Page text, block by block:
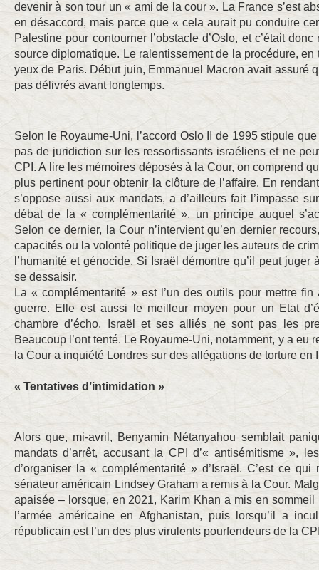
devenir à son tour un « ami de la cour ». La France s’est
en désaccord, mais parce que « cela aurait pu conduire
Palestine pour contourner l’obstacle d’Oslo, et c’était
source diplomatique. Le ralentissement de la procédure,
yeux de Paris. Début juin, Emmanuel Macron avait assuré
pas délivrés avant longtemps.
Selon le Royaume-Uni, l’accord Oslo II de 1995 stipule que
pas de juridiction sur les ressortissants israéliens et ne
CPI. A lire les mémoires déposés à la Cour, on comprend
plus pertinent pour obtenir la clôture de l’affaire. En
s’oppose aussi aux mandats, a d’ailleurs fait l’impasse
débat de la « complémentarité », un principe auquel
Selon ce dernier, la Cour n’intervient qu’en dernier
capacités ou la volonté politique de juger les auteurs de
l’humanité et génocide. Si Israël démontre qu’il peut
se dessaisir.
La « complémentarité » est l’un des outils pour mettre fin
guerre. Elle est aussi le meilleur moyen pour un Etat
chambre d’écho. Israël et ses alliés ne sont pas les
Beaucoup l’ont tenté. Le Royaume-Uni, notamment, y a eu
la Cour a inquiété Londres sur des allégations de torture en
« Tentatives d’intimidation »
Alors que, mi-avril, Benyamin Nétanyahou semblait
mandats d’arrêt, accusant la CPI d’« antisémitisme »,
d’organiser la « complémentarité » d’Israël. C’est ce
sénateur américain Lindsey Graham a remis à la Cour.
apaisée – lorsque, en 2021, Karim Khan a mis en sommeil
l’armée américaine en Afghanistan, puis lorsqu’il a
républicain est l’un des plus virulents pourfendeurs de la